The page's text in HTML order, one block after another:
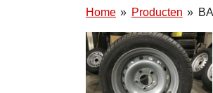
Home » Producten »